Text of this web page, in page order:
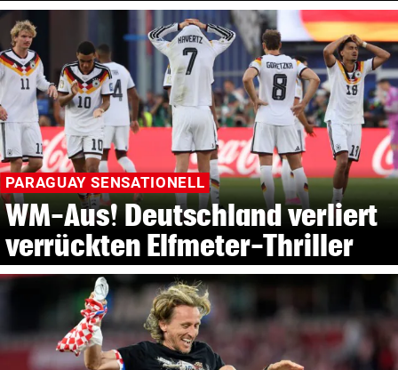
PARAGUAY SENSATIONELL
WM-Aus! Deutschland verliert
verrückten Elfmeter-Thriller